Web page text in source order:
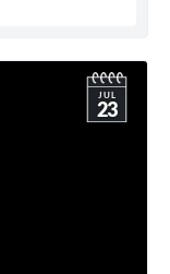
JUL
23